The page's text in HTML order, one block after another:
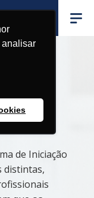
analisar
de Iniciação
distintas,